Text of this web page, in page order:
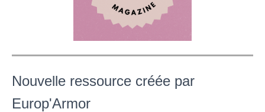
Nouvelle ressource créée par
Europ'Armor